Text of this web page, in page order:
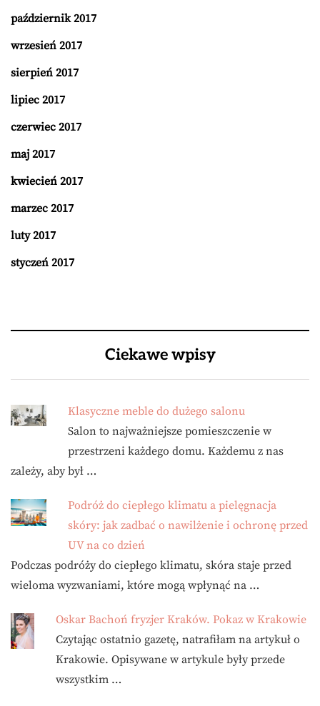
październik 2017
wrzesień 2017
sierpień 2017
lipiec 2017
czerwiec 2017
maj 2017
kwiecień 2017
marzec 2017
luty 2017
styczeń 2017
Ciekawe wpisy
Klasyczne meble do dużego salonu
Salon to najważniejsze pomieszczenie w
przestrzeni każdego domu. Każdemu z nas
zależy, aby był …
Podróż do ciepłego klimatu a pielęgnacja
skóry: jak zadbać o nawilżenie i ochronę przed
UV na co dzień
Podczas podróży do ciepłego klimatu, skóra staje przed
wieloma wyzwaniami, które mogą wpłynąć na …
Oskar Bachoń fryzjer Kraków. Pokaz w Krakowie
Czytając ostatnio gazetę, natrafiłam na artykuł o
Krakowie. Opisywane w artykule były przede
wszystkim …